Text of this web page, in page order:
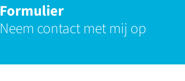
Formulier
Neem contact met mij op